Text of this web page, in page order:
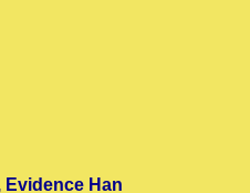
Evidence Han